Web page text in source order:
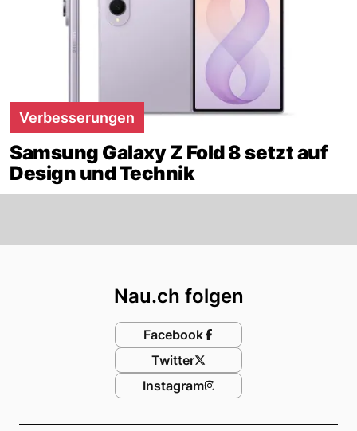
Verbesserungen
Samsung Galaxy Z Fold 8 setzt auf
Design und Technik
Nau.ch folgen
Facebook
Twitter
Instagram